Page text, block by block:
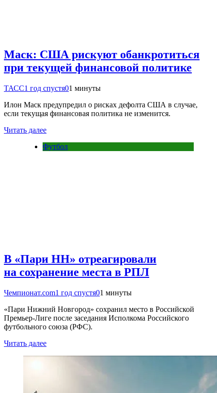
Маск: США рискуют обанкротиться
при текущей финансовой политике
ТАСС1 год спустя01 минуты
Илон Маск предупредил о рисках дефолта США в случае,
если текущая финансовая политика не изменится.
Читать далее
Футбол
В «Пари НН» отреагировали
на сохранение места в РПЛ
Чемпионат.com1 год спустя01 минуты
«Пари Нижний Новгород» сохранил место в Российской
Премьер-Лиге после заседания Исполкома Российского
футбольного союза (РФС).
Читать далее